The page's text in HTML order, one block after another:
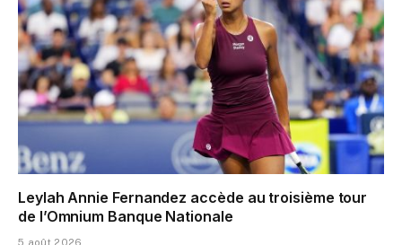
Leylah Annie Fernandez accède au troisième tour
de l’Omnium Banque Nationale
5 août 2026